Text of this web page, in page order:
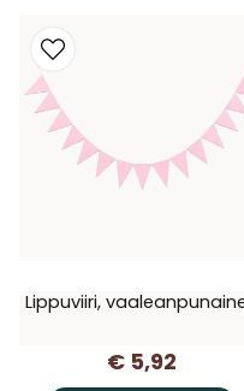
Lippuviiri,
€ 5,92